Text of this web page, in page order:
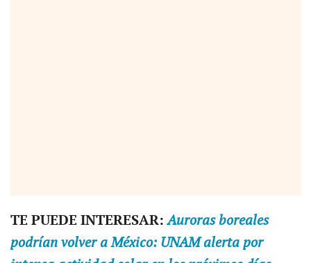
TE PUEDE INTERESAR:Auroras boreales
podrían volver a México: UNAM alerta por